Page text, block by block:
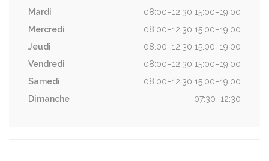
Mardi
08:00–12:30 15:00–19:00
Mercredi
08:00–12:30 15:00–19:00
Jeudi
08:00–12:30 15:00–19:00
Vendredi
08:00–12:30 15:00–19:00
Samedi
08:00–12:30 15:00–19:00
Dimanche
07:30–12:30